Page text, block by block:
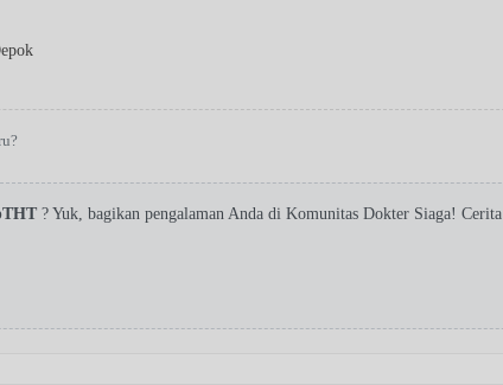
? Yuk, bagikan pengalaman Anda di Komunitas Dokter Siaga!